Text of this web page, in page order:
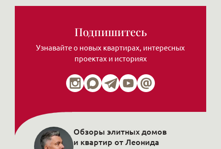
Подпишитесь
Узнавайте о новых квартирах, интересных
проектах и историях
Обзоры элитных домов
и квартир от Леонида